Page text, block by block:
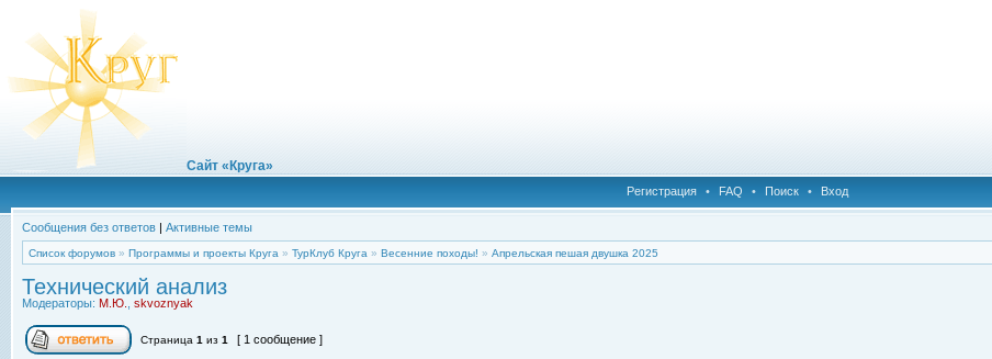
Сайт «Круга»
Регистрация • FAQ • Поиск • Вход
Сообщения без ответов | Активные темы
Список форумов » Программы и проекты Круга » ТурКлуб Круга » Весенние походы! » Апрельская пешая двушка 2025
Технический анализ
Модераторы: М.Ю. skvoznyak
Страница 1 из 1 [ 1 сообщение ]